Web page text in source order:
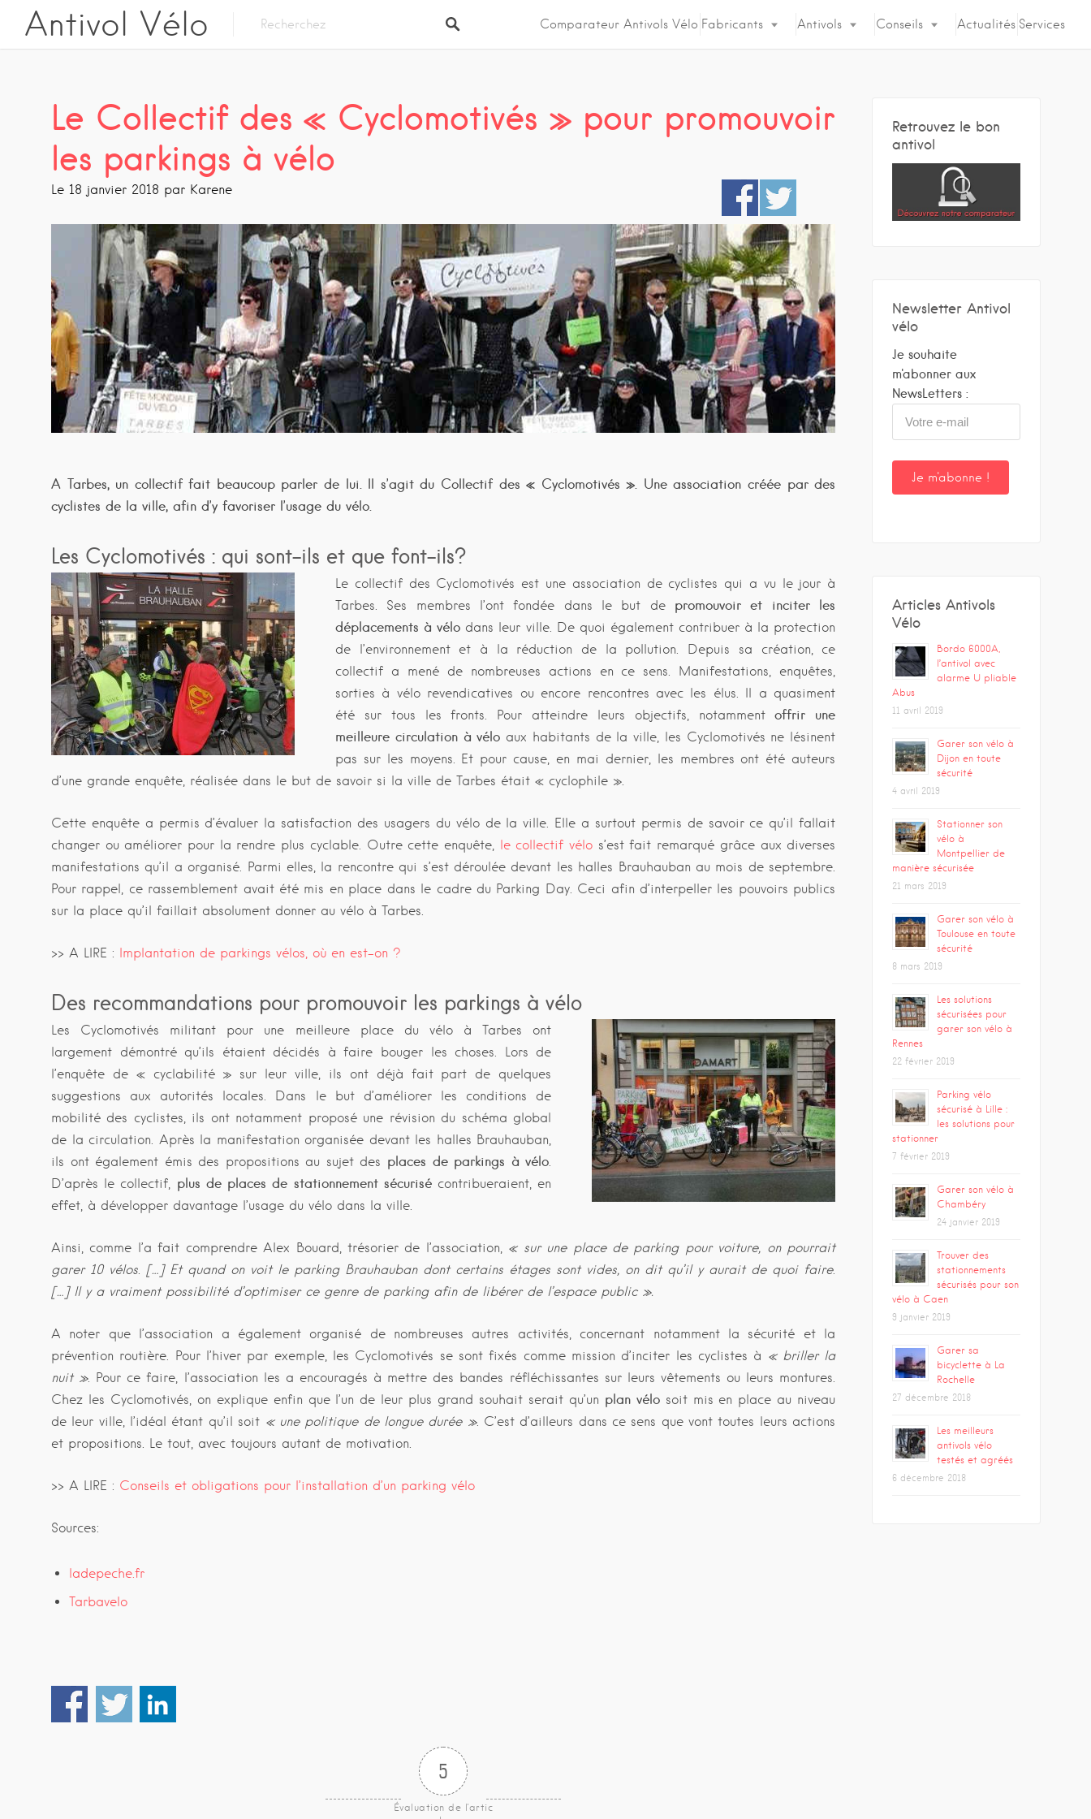
Antivol Vélo Comparateur Antivols Vélo Fabricants Antivols Conseils Actualités Services
Le Collectif des « Cyclomotivés » pour promouvoir
les parkings à vélo
Le 18 janvier 2018 par Karene
A Tarbes, un collectif fait beaucoup parler de lui. Il s’agit du Collectif des « Cyclomotivés ». Une association créée par des
cyclistes de la ville, afin d’y favoriser l’usage du vélo.
Les Cyclomotivés : qui sont-ils et que font-ils?
Le collectif des Cyclomotivés est une association de cyclistes qui a vu le jour à
Tarbes. Ses membres l’ont fondée dans le but de promouvoir et inciter les
déplacements à vélo dans leur ville. De quoi également contribuer à la protection
de l’environnement et à la réduction de la pollution. Depuis sa création, ce
collectif a mené de nombreuses actions en ce sens. Manifestations, enquêtes,
sorties à vélo revendicatives ou encore rencontres avec les élus. Il a quasiment
été sur tous les fronts. Pour atteindre leurs objectifs, notammentoffrir une
meilleure circulation à vélo aux habitants de la ville, les Cyclomotivés ne lésinent
pas sur les moyens. Et pour cause, en mai dernier, les membres ont été auteurs
d’une grande enquête, réalisée dans le but de savoir si la ville de Tarbes était « cyclophile ».
Cette enquête a permis d’évaluer la satisfaction des usagers du vélo de la ville. Elle a surtout permis de savoir ce qu’il fallait
changer ou améliorer pour la rendre plus cyclable. Outre cette enquête, le collectif vélo s’est fait remarqué grâce aux diverses
manifestations qu’il a organisé. Parmi elles, la rencontre qui s’est déroulée devant les halles Brauhauban au mois de septembre.
Pour rappel, ce rassemblement avait été mis en place dans le cadre du Parking Day. Ceci afin d’interpeller les pouvoirs publics
sur la place qu’il faillait absolument donner au vélo à Tarbes.
>> A LIRE : Implantation de parkings vélos, où en est-on ?
Des recommandations pour promouvoir les parkings à vélo
Les Cyclomotivés militant pour une meilleure place du vélo à Tarbes ont
largement démontré qu’ils étaient décidés à faire bouger les choses. Lors de
l’enquête de « cyclabilité » sur leur ville, ils ont déjà fait part de quelques
suggestions aux autorités locales. Dans le but d’améliorer les conditions de
mobilité des cyclistes, ils ont notamment proposé une révision du schéma global
de la circulation. Après la manifestation organisée devant les halles Brauhauban,
ils ont également émis des propositions au sujet des places de parkings à vélo
D’après le collectif, plus de places de stationnement sécurisécontribueraient, en
effet, à développer davantage l’usage du vélo dans la ville.
Ainsi, comme l’a fait comprendre Alex Bouard, trésorier de l’association, « sur une place de parking pour voiture, on pourrait
garer 10 vélos […] Et quand on voit le parking Brauhauban dont certains étages sont vides, on dit qu’il y aurait de quoi faire.
[…] Il y a vraiment possibilité d’optimiser ce genre de parking afin de libérer de l’espace public ».
A noter que l’association a également organisé de nombreuses autres activités, concernant notamment la sécurité et la
prévention routière. Pour l’hiver par exemple, les Cyclomotivés se sont fixés comme mission d’inciter les cyclistes à « briller la
nuit ». Pour ce faire, l’association les a encouragés à mettre des bandes réfléchissantes sur leurs vêtements ou leurs montures.
Chez les Cyclomotivés, on explique enfin que l’un de leur plus grand souhait serait qu’un plan vélosoit mis en place au niveau
de leur ville, l’idéal étant qu’il soit « une politique de longue durée ». C’est d’ailleurs dans ce sens que vont toutes leurs actions
et propositions. Le tout, avec toujours autant de motivation.
>> A LIRE : Conseils et obligations pour l’installation d’un parking vélo
Sources:
ladepeche.fr
Tarbavelo
5
Évaluation de l'artic
Retrouvez le bon
antivol
Newsletter Antivol
vélo
Je souhaite
m'abonner aux
NewsLetters :
Articles Antivols
Vélo
Bordo 6000A,
l’antivol avec
alarme U pliable
Abus
11 avril 2019
Garer son vélo à
Dijon en toute
sécurité
4 avril 2019
Stationner son
vélo à
Montpellier de
manière sécurisée
21 mars 2019
Garer son vélo à
Toulouse en toute
sécurité
8 mars 2019
Les solutions
sécurisées pour
garer son vélo à
Rennes
22 février 2019
Parking vélo
sécurisé à Lille :
les solutions pour
stationner
7 février 2019
Garer son vélo à
Chambéry
24 janvier 2019
Trouver des
stationnements
sécurisés pour son
vélo à Caen
9 janvier 2019
Garer sa
bicyclette à La
Rochelle
27 décembre 2018
Les meilleurs
antivols vélo
testés et agréés
6 décembre 2018